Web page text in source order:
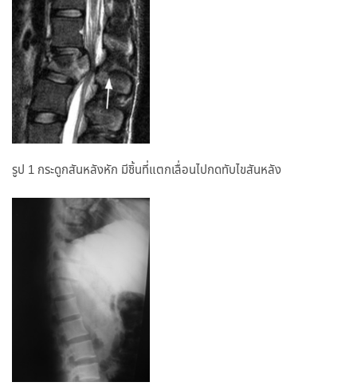
รูป 1 กระดูกสันหลังหัก มีชิ้นที่แตกเลื่อนไปกดทับไขสันหลัง